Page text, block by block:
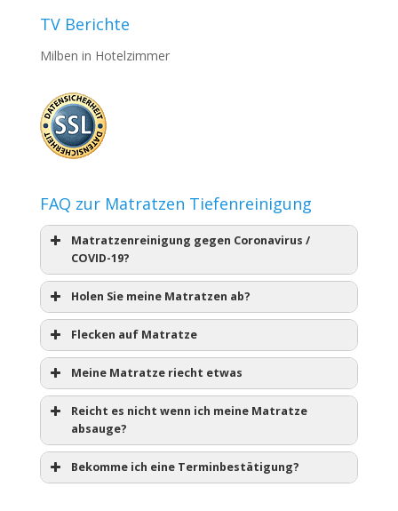
TV Berichte
Milben in Hotelzimmer
FAQ zur Matratzen Tiefenreinigung
Matratzenreinigung gegen Coronavirus /
COVID-19?
Holen Sie meine Matratzen ab?
Flecken auf Matratze
Meine Matratze riecht etwas
Reicht es nicht wenn ich meine Matratze
absauge?
Bekomme ich eine Terminbestätigung?